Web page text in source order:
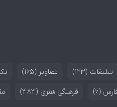
تبلیغات (123) تصاویر (165)
(6) فرهنگی هنری (484)